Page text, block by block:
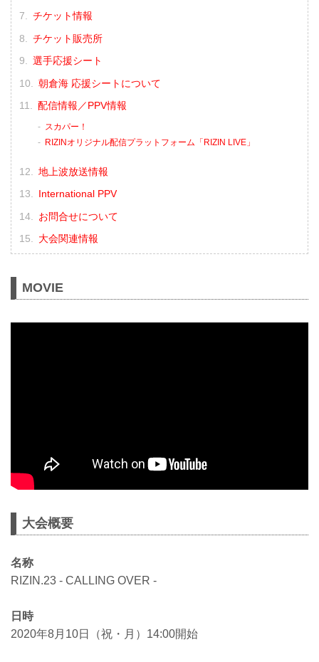
チケット情報
チケット販売所
選手応援シート
朝倉海 応援シートについて
配信情報／PPV情報
スカパー！
RIZINオリジナル配信プラットフォーム「RIZIN LIVE」
地上波放送情報
International PPV
お問合せについて
大会関連情報
MOVIE
大会概要
名称
RIZIN.23 - CALLING OVER -
日時
2020年8月10日（祝・月）14:00開始